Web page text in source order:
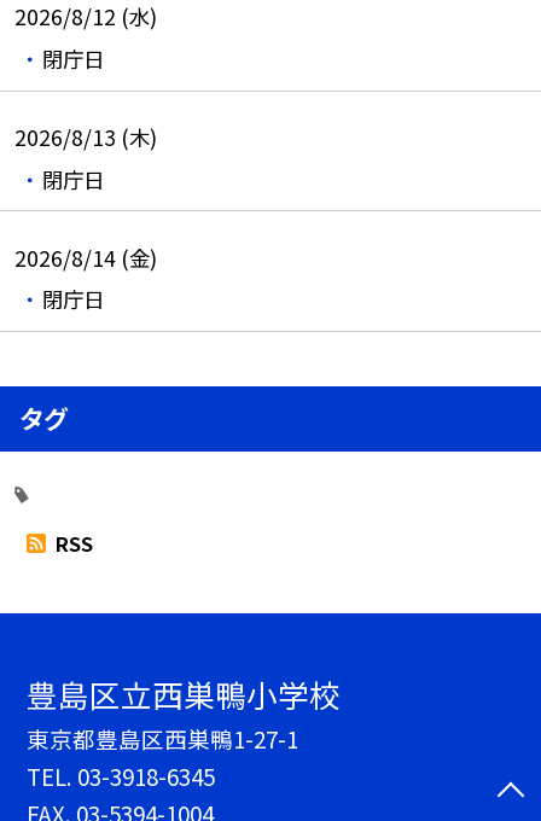
2026/8/12 (水)
閉庁日
2026/8/13 (木)
閉庁日
2026/8/14 (金)
閉庁日
タグ
RSS
豊島区立西巣鴨小学校
東京都豊島区西巣鴨1-27-1
TEL. 03-3918-6345
FAX. 03-5394-1004